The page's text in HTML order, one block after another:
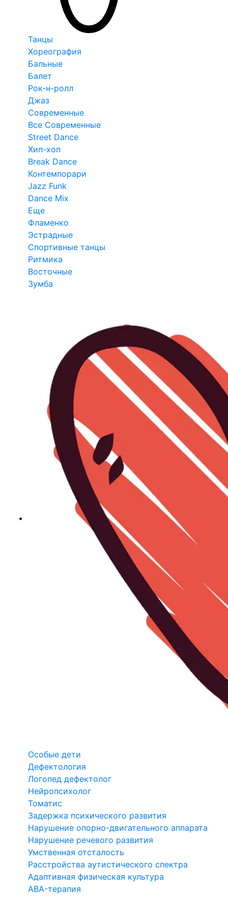
Танцы
Хореография
Бальные
Балет
Рок-н-ролл
Джаз
Современные
Все Современные
Street Dance
Хип-хоп
Break Dance
Контемпорари
Jazz Funk
Dance Mix
Еще
Фламенко
Эстрадные
Спортивные танцы
Ритмика
Восточные
Зумба
Особые дети
Дефектология
Логопед дефектолог
Нейропсихолог
Томатис
Задержка психического развития
Нарушение опорно-двигательного аппарата
Нарушение речевого развития
Умственная отсталость
Расстройства аутистического спектра
Адаптивная физическая культура
ABA-терапия